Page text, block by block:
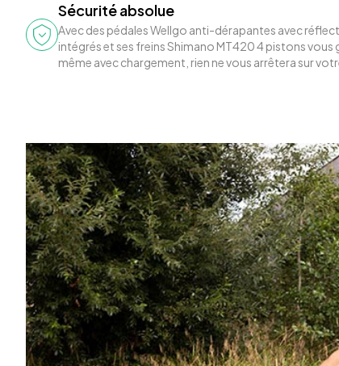
Sécurité absolue
Avec des pédales Wellgo anti-dérapantes avec
intégrés et ses freins Shimano MT420 4 pistons
même avec chargement, rien ne vous arrêtera sur